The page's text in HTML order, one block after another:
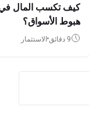
كيف تكسب المال
هبوط الأسواق؟
9 دقائق الاستثمار